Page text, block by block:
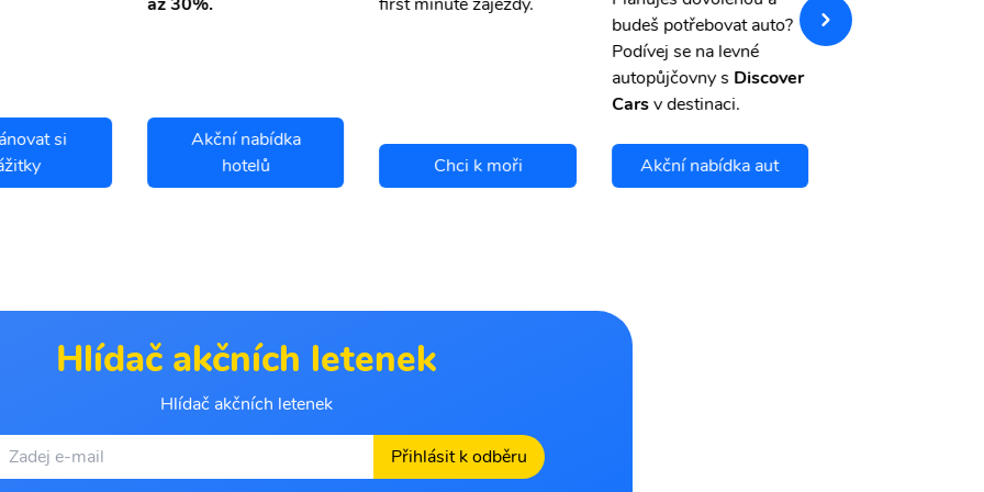
si
Akční nabídka
hotelů
Chci k moři
budeš potřebovat auto?
Podívej se na levné
autopůjčovny s Discover
Carsv destinaci.
Akční nabídka aut
storno.
Hlídač akčních letenek
Hlídač akčních letenek
Přihlásit k odběru